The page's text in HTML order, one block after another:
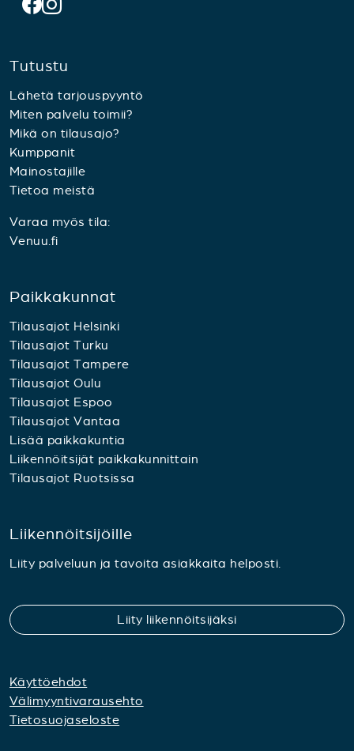
Tutustu
Lähetä tarjouspyyntö
Miten palvelu toimii?
Mikä on tilausajo?
Kumppanit
Mainostajille
Tietoa meistä
Varaa myös tila:
Venuu.fi
Paikkakunnat
Tilausajot Helsinki
Tilausajot Turku
Tilausajot Tampere
Tilausajot Oulu
Tilausajot Espoo
Tilausajot Vantaa
Lisää paikkakuntia
Liikennöitsijät paikkakunnittain
Tilausajot Ruotsissa
Liikennöitsijöille
Liity palveluun ja tavoita asiakkaita helposti.
Liity liikennöitsijäksi
Käyttöehdot
Välimyyntivarausehto
Tietosuojaseloste